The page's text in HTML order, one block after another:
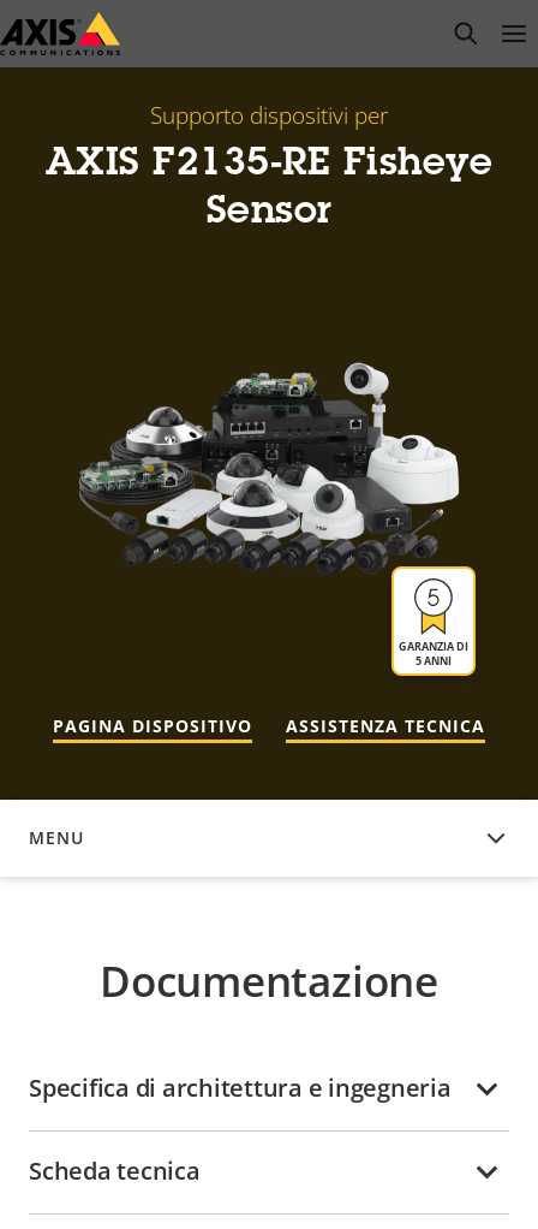
Salta
al
open
Supporto dispositivi per
AXIS F2135-RE Fisheye
Sensor
GARANZIA DI
5 ANNI
PAGINA DISPOSITIVO ASSISTENZA TECNICA
MENU
DOCUMENTAZIONE
Documentazione
Specifica di architettura e ingegneria
Scheda tecnica